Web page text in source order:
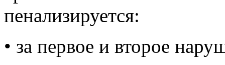
пенализируется:
• за первое и второе